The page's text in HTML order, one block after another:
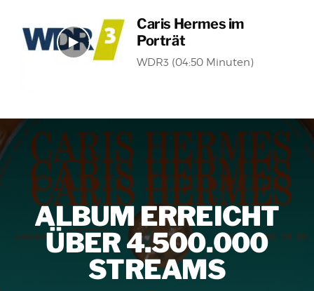
Caris Hermes im
Porträt
WDR3 (04:50 Minuten)
ALBUM ERREICHT
ÜBER 4.500.000
STREAMS